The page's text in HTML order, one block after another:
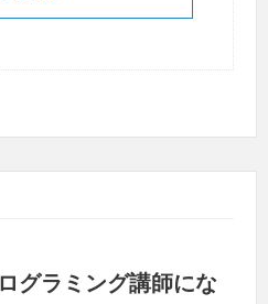
グラミング講師にな